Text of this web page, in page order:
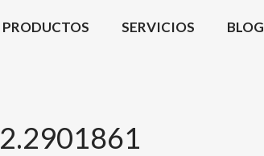
PRODUCTOS SERVICIOS BLOG
2.2901861